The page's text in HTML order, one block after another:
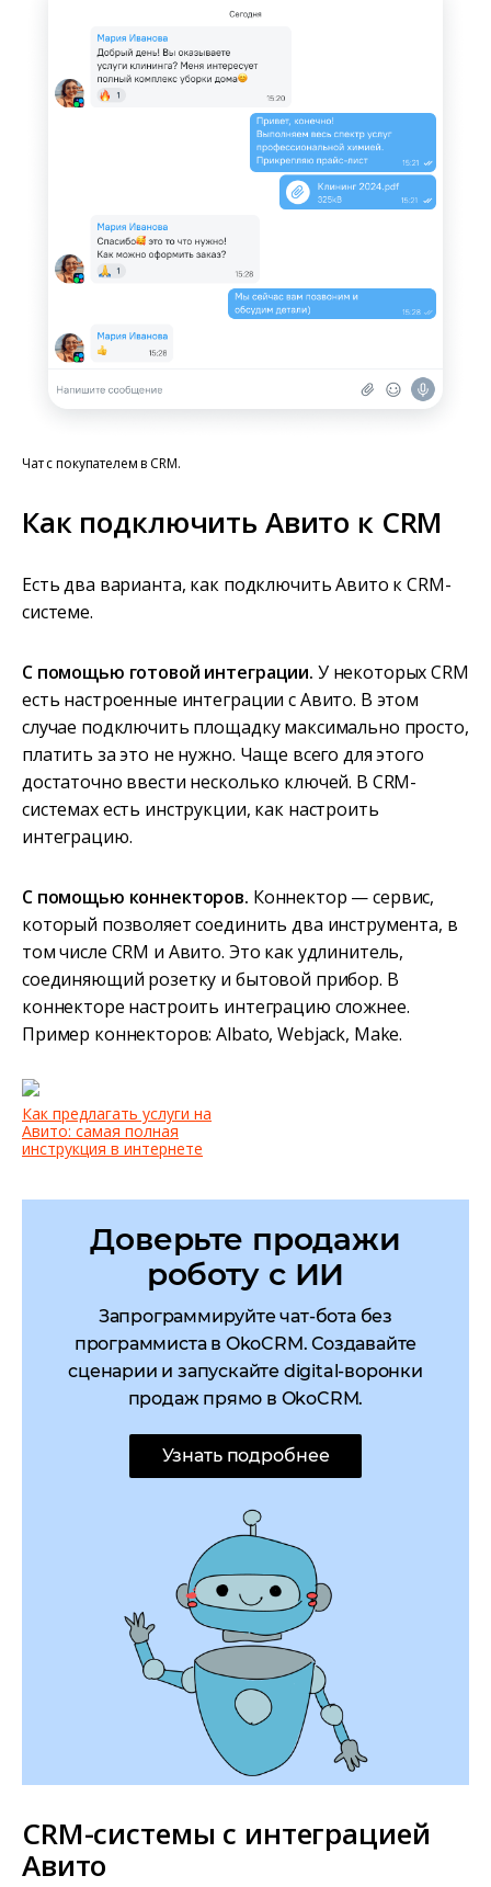
Чат с покупателем в CRM.
Как подключить Авито к CRM
Есть два варианта, как подключить Авито к CRM-
системе.
С помощью готовой интеграции. У некоторых CRM
есть настроенные интеграции с Авито. В этом
случае подключить площадку максимально просто,
платить за это не нужно. Чаще всего для этого
достаточно ввести несколько ключей. В CRM-
системах есть инструкции, как настроить
интеграцию.
С помощью коннекторов. Коннектор — сервис,
который позволяет соединить два инструмента, в
том числе CRM и Авито. Это как удлинитель,
соединяющий розетку и бытовой прибор. В
коннекторе настроить интеграцию сложнее.
Пример коннекторов: Albato, Webjack, Make.
Как предлагать услуги на
Авито: самая полная
инструкция в интернете
Доверьте продажи
роботу с ИИ
Запрограммируйте чат-бота без
программиста в OkoCRM. Создавайте
сценарии и запускайте digital-воронки
продаж прямо в OkoCRM.
Узнать подробнее
CRM-системы с интеграцией
Авито